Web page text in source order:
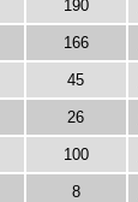
190
166
45
26
100
8